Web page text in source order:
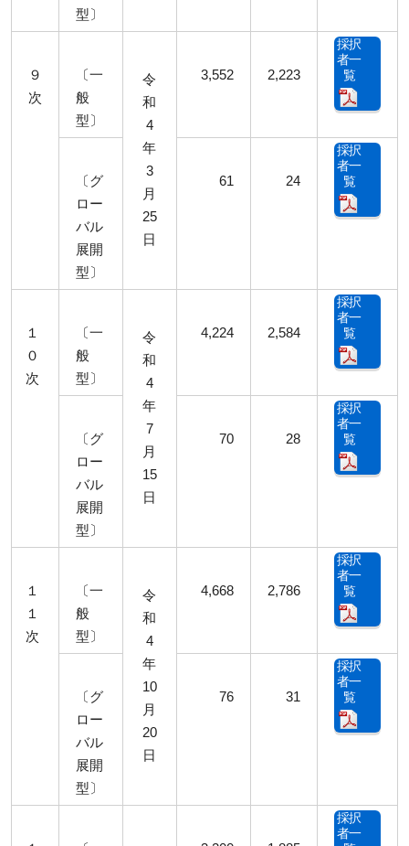
型〕
９
次
〔一
般
型〕
令
和
4
年
3
月
25
日
3,552 2,223
採択
者一
覧
〔グ
ロー
バル
展開
型〕
61 24
採択
者一
覧
１
０
次
〔一
般
型〕
令
和
4
年
7
月
15
日
4,224 2,584
採択
者一
覧
〔グ
ロー
バル
展開
型〕
70 28
採択
者一
覧
１
１
次
〔一
般
型〕
令
和
4
年
10
月
20
日
4,668 2,786
採択
者一
覧
〔グ
ロー
バル
展開
型〕
76 31
採択
者一
覧
採択
者一